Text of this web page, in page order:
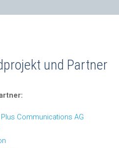
und Partner
Communications AG